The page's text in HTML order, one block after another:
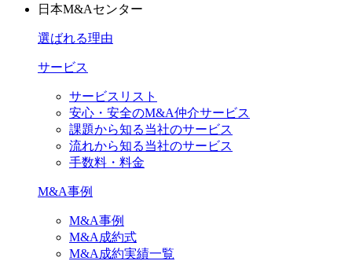
日本M&Aセンター
選ばれる理由
サービス
サービスリスト
安心・安全のM&A仲介サービス
課題から知る当社のサービス
流れから知る当社のサービス
手数料・料金
M&A事例
M&A事例
M&A成約式
M&A成約実績一覧